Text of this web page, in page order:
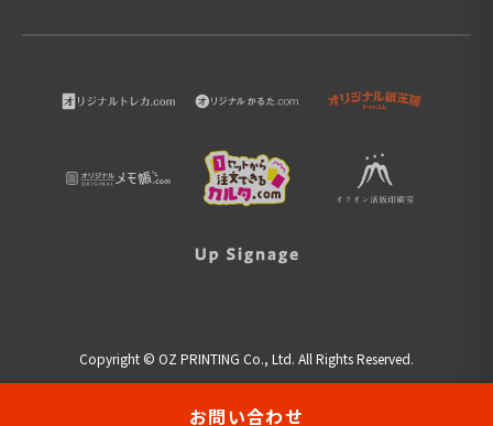
Copyright © OZ PRINTING Co., Ltd. All Rights Reserved.
お問い合わせ